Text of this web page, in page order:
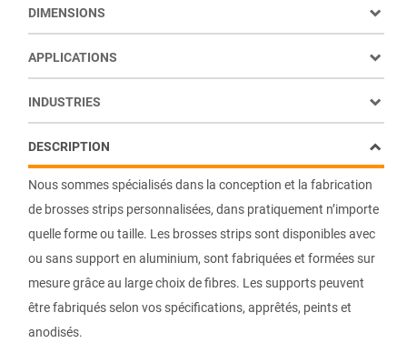
Nous sommes spécialisés dans la conception et la fabrication
de brosses strips personnalisées, dans pratiquement n’importe
quelle forme ou taille. Les brosses strips sont disponibles avec
ou sans support en aluminium, sont fabriquées et formées sur
mesure grâce au large choix de fibres. Les supports peuvent
être fabriqués selon vos spécifications, apprêtés, peints et
anodisés.
DESCRIPTION
DIMENSIONS
APPLICATIONS
INDUSTRIES